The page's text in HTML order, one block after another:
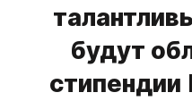
будут
стипендии